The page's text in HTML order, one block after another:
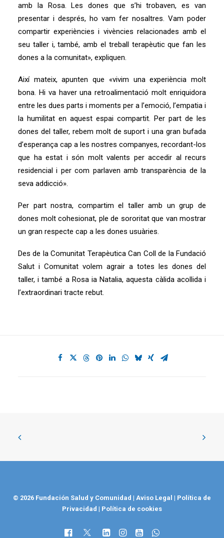
amb la Rosa. Les dones que s’hi trobaven, es van
presentar i després, ho vam fer nosaltres. Vam poder
compartir experiències i vivències relacionades amb el
seu taller i, també, amb el treball terapèutic que fan les
dones a la comunitat», expliquen.
Així mateix, apunten que «vivim una experiència molt
bona. Hi va haver una retroalimentació molt enriquidora
entre les dues parts i moments per a l’emoció, l’empatia i
la humilitat en aquest espai compartit. Per part de les
dones del taller, rebem molt de suport i una gran bufada
d’esperança cap a les nostres companyes, recordant-los
que ha estat i són molt valents per accedir al recurs
residencial i per com parlaven amb transparència de la
seva addicció».
Per part nostra, compartim el taller amb un grup de
dones molt cohesionat, ple de sororitat que van mostrar
un gran respecte cap a les dones usuàries.
Des de la Comunitat Terapèutica Can Coll de la Fundació
Salut i Comunitat volem agrair a totes les dones del
taller, i també a Rosa ia Natalia, aquesta càlida acollida i
l’extraordinari tracte rebut.
© 2026 Fundación Salud y Comunidad | Aviso Legal | Política de
Privacidad | Política de cookies